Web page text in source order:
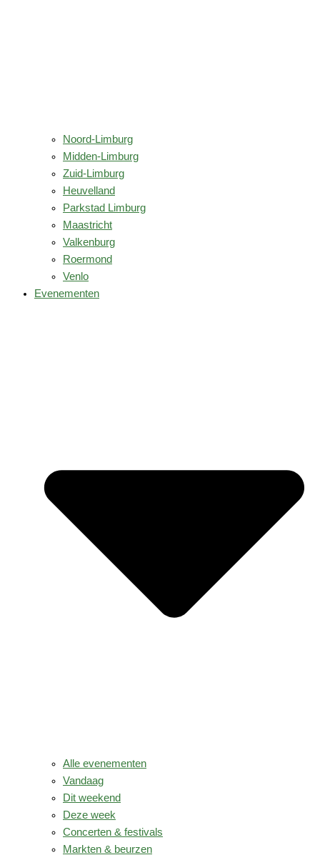
Noord-Limburg
Midden-Limburg
Zuid-Limburg
Heuvelland
Parkstad Limburg
Maastricht
Valkenburg
Roermond
Venlo
Evenementen
Alle evenementen
Vandaag
Dit weekend
Deze week
Concerten & festivals
Markten & beurzen